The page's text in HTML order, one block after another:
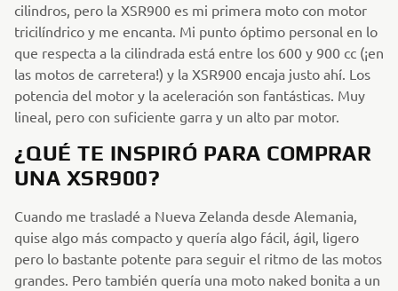
cilindros, pero la XSR900 es mi primera moto con motor
tricilíndrico y me encanta. Mi punto óptimo personal en lo
que respecta a la cilindrada está entre los 600 y 900 cc (¡en
las motos de carretera!) y la XSR900 encaja justo ahí. Los
potencia del motor y la aceleración son fantásticas. Muy
lineal, pero con suficiente garra y un alto par motor.
¿QUÉ TE INSPIRÓ PARA COMPRAR
UNA XSR900?
Cuando me trasladé a Nueva Zelanda desde Alemania,
quise algo más compacto y quería algo fácil, ágil, ligero
pero lo bastante potente para seguir el ritmo de las motos
grandes. Pero también quería una moto naked bonita a un